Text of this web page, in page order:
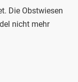
Die Obstwiesen
nicht mehr